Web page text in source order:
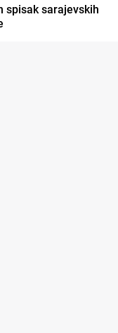
spisak sarajevskih